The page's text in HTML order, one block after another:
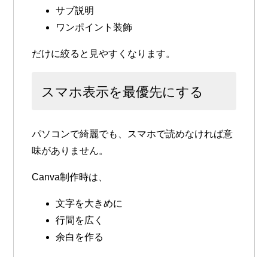
サブ説明
ワンポイント装飾
だけに絞ると見やすくなります。
スマホ表示を最優先にする
パソコンで綺麗でも、スマホで読めなければ意
味がありません。
Canva制作時は、
文字を大きめに
行間を広く
余白を作る